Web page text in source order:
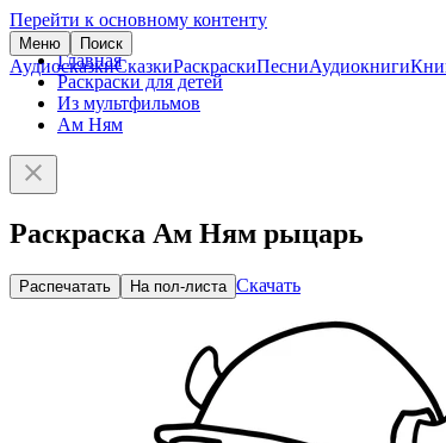
Перейти к основному контенту
Меню Поиск
АудиосказкиСказкиРаскраскиПесниАудиокниги
Главная
Раскраски для детей
Из мультфильмов
Ам Ням
Раскраска Ам Ням рыцарь
Распечатать На пол-листа Скачать